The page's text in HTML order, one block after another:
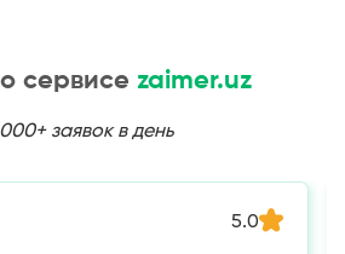
сервисе zaimer.uz
заявок в день
5.0